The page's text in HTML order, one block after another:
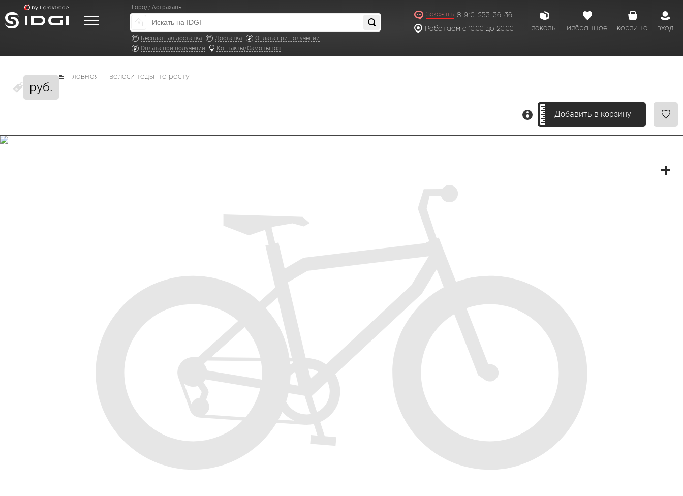
Город: Астрахань
Бесплатная доставка Доставка
Оплата при получении
Оплата при получении
Контакты/Самовывоз
Заказать 8-910-253-36-36
Работаем с 10.00 до 20.00
вход
корзина
избранное
заказы
руб.
главная велосипеды по росту
Добавить в корзину